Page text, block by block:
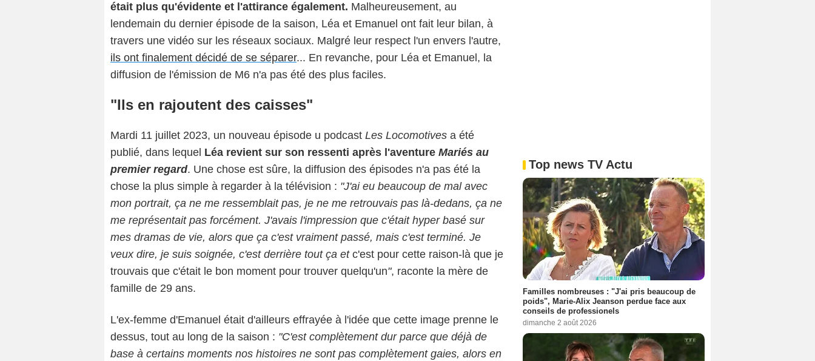
était plus qu'évidente et l'attirance également. Malheureusement, au
lendemain du dernier épisode de la saison, Léa et Emanuel ont fait leur bilan, à
travers une vidéo sur les réseaux sociaux. Malgré leur respect l'un envers l'autre,
ils ont finalement décidé de se séparer... En revanche, pour Léa et Emanuel, la
diffusion de l'émission de M6 n'a pas été des plus faciles.
"Ils en rajoutent des caisses"
Mardi 11 juillet 2023, un nouveau épisode u podcast Les Locomotives a été
publié, dans lequel Léa revient sur son ressenti après l'aventure Mariés au
premier regard. Une chose est sûre, la diffusion des épisodes n'a pas été la
chose la plus simple à regarder à la télévision : "J'ai eu beaucoup de mal avec
mon portrait, ça ne me ressemblait pas, je ne me retrouvais pas là-dedans, ça ne
me représentait pas forcément. J'avais l'impression que c'était hyper basé sur
mes dramas de vie, alors que ça c'est vraiment passé, mais c'est terminé. Je
veux dire, je suis soignée, c'est derrière tout ça et c'est pour cette raison-là que je
trouvais que c'était le bon moment pour trouver quelqu'un", raconte la mère de
famille de 29 ans.
L'ex-femme d'Emanuel était d'ailleurs effrayée à l'idée que cette image prenne le
dessus, tout au long de la saison : "C'est complètement dur parce que déjà de
base à certains moments nos histoires ne sont pas complètement gaies, alors en
Top news TV Actu
Familles nombreuses : "J'ai pris beaucoup de
poids", Marie-Alix Jeanson perdue face aux
conseils de professionels
dimanche 2 août 2026